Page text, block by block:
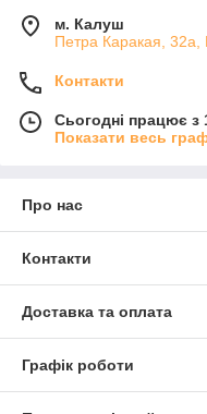
м. Калуш
Петра Каракая, 32а,
Контакти
Сьогодні працює з
Показати весь
Про нас
Контакти
Доставка та оплата
Графік роботи